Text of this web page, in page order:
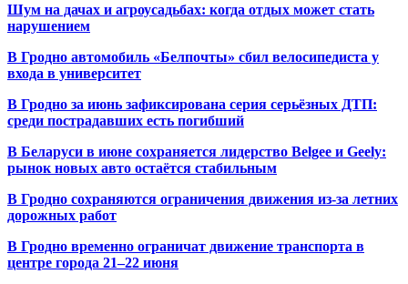
Шум на дачах и агроусадьбах: когда отдых может стать
нарушением
В Гродно автомобиль «Белпочты» сбил велосипедиста у
входа в университет
В Гродно за июнь зафиксирована серия серьёзных ДТП:
среди пострадавших есть погибший
В Беларуси в июне сохраняется лидерство Belgee и Geely:
рынок новых авто остаётся стабильным
В Гродно сохраняются ограничения движения из-за летних
дорожных работ
В Гродно временно ограничат движение транспорта в
центре города 21–22 июня